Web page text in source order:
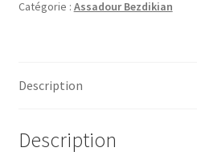
gravure,
Catégorie : Assadour Bezdikian
Description
Description